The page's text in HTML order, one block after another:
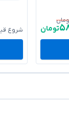
تومان شروع